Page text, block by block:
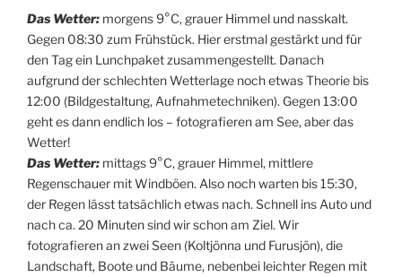
Das Wetter: morgens 9°C, grauer Himmel und nasskalt.
Gegen 08:30 zum Frühstück. Hier erstmal gestärkt und für
den Tag ein Lunchpaket zusammengestellt. Danach
aufgrund der schlechten Wetterlage noch etwas Theorie bis
12:00 (Bildgestaltung, Aufnahmetechniken). Gegen 13:00
geht es dann endlich los – fotografieren am See, aber das
Wetter!
Das Wetter: mittags 9°C, grauer Himmel, mittlere
Regenschauer mit Windböen. Also noch warten bis 15:30,
der Regen lässt tatsächlich etwas nach. Schnell ins Auto und
nach ca. 20 Minuten sind wir schon am Ziel. Wir
fotografieren an zwei Seen (Koltjönna und Furusjön), die
Landschaft, Boote und Bäume, nebenbei leichter Regen mit